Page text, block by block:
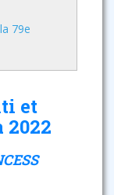
79e
et
2022